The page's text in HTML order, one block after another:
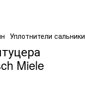
Уплотнители
Miele